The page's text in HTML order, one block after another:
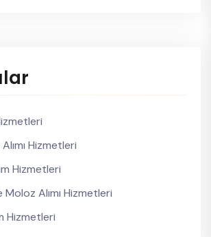
Hizmetleri
Hizmetleri
Alımı Hizmetleri
Hizmetleri